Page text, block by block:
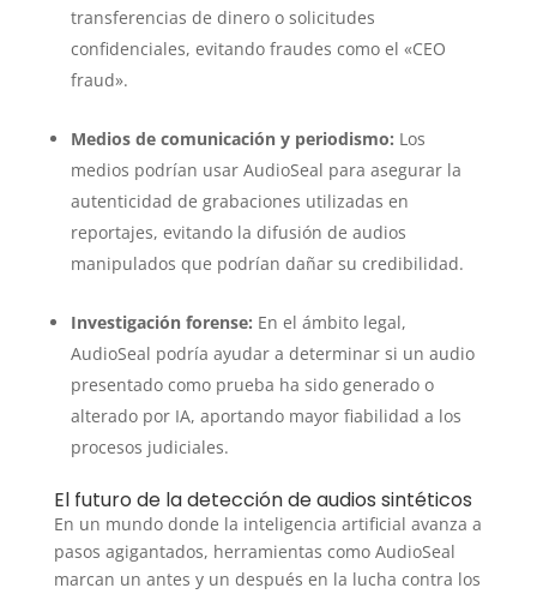
transferencias de dinero o solicitudes
confidenciales, evitando fraudes como el «CEO
fraud».
Medios de comunicación y periodismo: Los
medios podrían usar AudioSeal para asegurar la
autenticidad de grabaciones utilizadas en
reportajes, evitando la difusión de audios
manipulados que podrían dañar su credibilidad.
Investigación forense: En el ámbito legal,
AudioSeal podría ayudar a determinar si un audio
presentado como prueba ha sido generado o
alterado por IA, aportando mayor fiabilidad a los
procesos judiciales.
El futuro de la detección de audios sintéticos
En un mundo donde la inteligencia artificial avanza a
pasos agigantados, herramientas como AudioSeal
marcan un antes y un después en la lucha contra los